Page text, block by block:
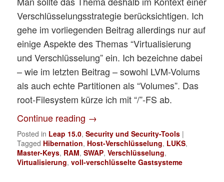
Verschlüsselungsstrategie berücksichtigen. Ich
gehe im vorliegenden Beitrag allerdings nur auf
einige Aspekte des Themas “Virtualisierung
und Verschlüsselung” ein. Ich bezeichne dabei
– wie im letzten Beitrag – sowohl LVM-Volums
als auch echte Partitionen als “Volumes”. Das
root-Filesystem kürze ich mit “/”-FS ab.
Continue reading →
Posted in Leap 15.0,Security und Security-Tools |
Tagged Hibernation, Host-Verschlüsselung, LUKS,
Master-Keys, RAM,SWAP,Verschlüsselung,
Virtualisierung,voll-verschlüsselte Gastsysteme